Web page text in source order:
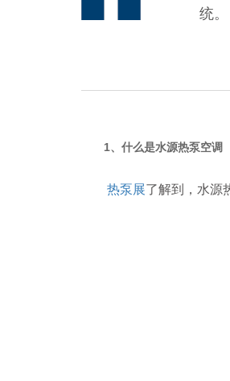
统。
1、什么是水源热泵空调
热泵展了解到，水源